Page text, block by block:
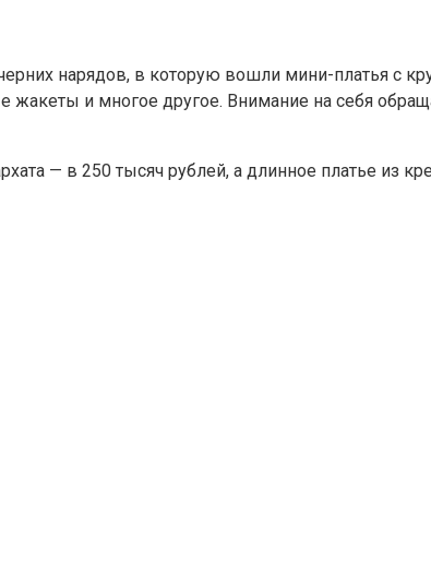
нарядов, в которую вошли мини-платья с
жакеты и многое другое. Внимание на себя
— в 250 тысяч рублей, а длинное платье из